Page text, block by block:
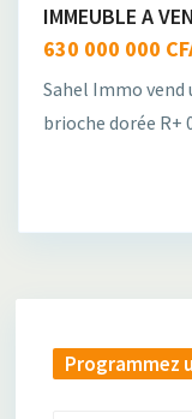
IMMEUBLE A
630 000 000
Sahel Immo
brioche dorée R+
Programmez